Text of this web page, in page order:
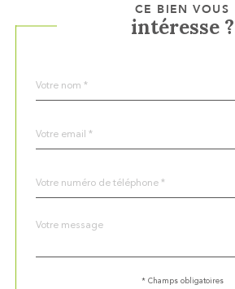
CE BIEN VOUS
intéresse ?
par
*
*
*
Fieldset
Message
* Champs obligatoires